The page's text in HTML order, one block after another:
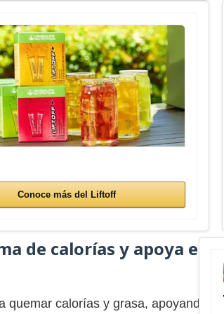
Conoce más del Liftoff
de calorías y apoya el
calorías y grasa, apoyando